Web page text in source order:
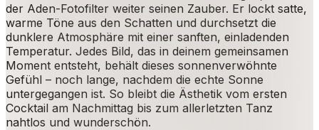
der Aden-Fotofilter weiter seinen Zauber. Er lockt satte,
warme Töne aus den Schatten und durchsetzt die
dunklere Atmosphäre mit einer sanften, einladenden
Temperatur. Jedes Bild, das in deinem gemeinsamen
Moment entsteht, behält dieses sonnenverwöhnte
Gefühl – noch lange, nachdem die echte Sonne
untergegangen ist. So bleibt die Ästhetik vom ersten
Cocktail am Nachmittag bis zum allerletzten Tanz
nahtlos und wunderschön.